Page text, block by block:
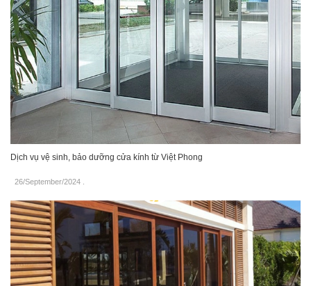
Dịch vụ vệ sinh, bảo dưỡng cửa kính từ Việt Phong
26/September/2024